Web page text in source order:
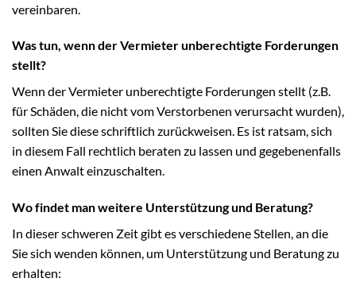
vereinbaren.
Was tun, wenn der Vermieter unberechtigte Forderungen
stellt?
Wenn der Vermieter unberechtigte Forderungen stellt (z.B.
für Schäden, die nicht vom Verstorbenen verursacht wurden),
sollten Sie diese schriftlich zurückweisen. Es ist ratsam, sich
in diesem Fall rechtlich beraten zu lassen und gegebenenfalls
einen Anwalt einzuschalten.
Wo findet man weitere Unterstützung und Beratung?
In dieser schweren Zeit gibt es verschiedene Stellen, an die
Sie sich wenden können, um Unterstützung und Beratung zu
erhalten: